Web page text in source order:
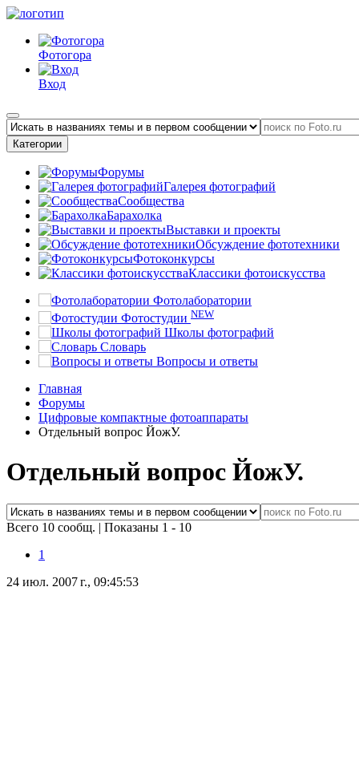
Фотогора
Вход
Категории
Форумы
Галерея фотографий
Сообщества
Барахолка
Выставки и проекты
Обсуждение фототехники
Фотоконкурсы
Классики фотоискусства
Фотолаборатории
Фотостудии NEW
Школы фотографий
Словарь
Вопросы и ответы
Главная
Форумы
Цифровые компактные фотоаппараты
Отдельный вопрос ЙожУ.
Отдельный вопрос ЙожУ.
Всего 10 сообщ. | Показаны 1 - 10
1
24 июл. 2007 г., 09:45:53